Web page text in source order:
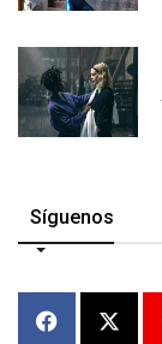
Síguenos